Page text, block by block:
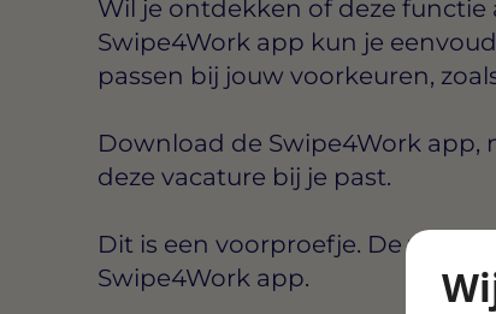
Wil je ontdekken of deze
Swipe4Work app kun je
passen bij jouw voorkeuren,
Download de Swipe4Work app,
deze vacature bij je past.
Dit is een voorproefje. De
Swipe4Work app.